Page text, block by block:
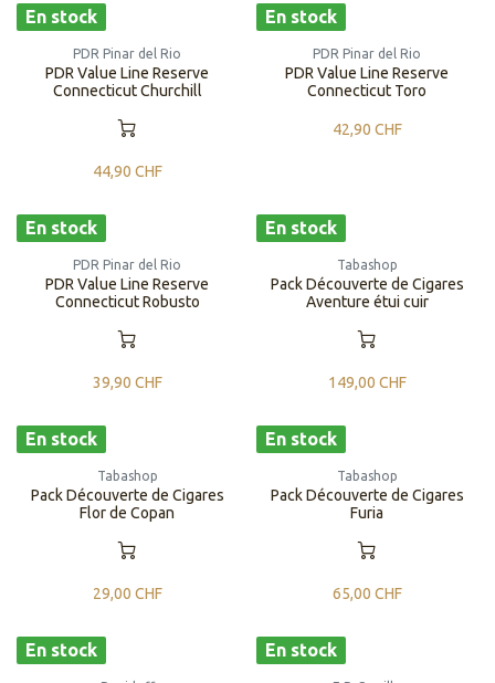
En stock
PDR Pinar del Rio
PDR Value Line Reserve
Connecticut Churchill
44,90 CHF
En stock
PDR Pinar del Rio
PDR Value Line Reserve
Connecticut Toro
42,90 CHF
En stock
PDR Pinar del Rio
PDR Value Line Reserve
Connecticut Robusto
39,90 CHF
En stock
Tabashop
Pack Découverte de Cigares
Aventure étui cuir
149,00 CHF
En stock
Tabashop
Pack Découverte de Cigares
Flor de Copan
29,00 CHF
En stock
Tabashop
Pack Découverte de Cigares
Furia
65,00 CHF
En stock En stock